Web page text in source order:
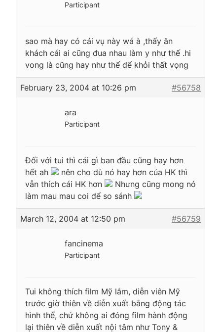
Participant
sao mà hay có cái vụ này wá à ,thấy ăn
khách cái ai cũng đua nhau làm y như thế .hi
vong là cũng hay như thế để khỏi thất vọng
February 23, 2004 at 10:26 pm #56758
ara
Participant
Đối với tui thì cái gì ban đầu cũng hay hơn
hết ah
nên cho dù nó hay hơn của HK thì
vẫn thích cái HK hơn
Nhưng cũng mong nó
làm mau mau coi để so sánh
March 12, 2004 at 12:50 pm #56759
fancinema
Participant
Tui không thích film Mỹ lắm, diễn viên Mỹ
trước giờ thiên về diễn xuất bằng động tác
hình thể, chứ không ai đóng film hành động
lại thiên về diễn xuất nội tâm như Tony &